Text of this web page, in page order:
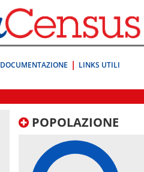
DOCUMENTAZIONE LINKS UTILI
POPOLAZIONE